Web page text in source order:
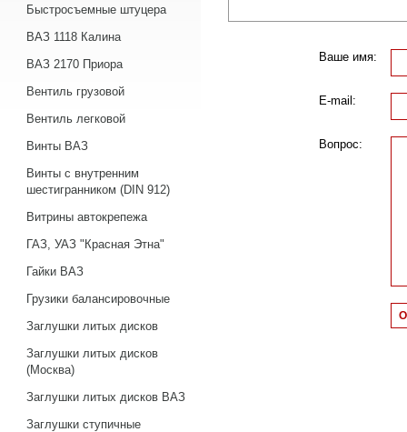
Быстросъемные штуцера
ВАЗ 1118 Калина
ВАЗ 2170 Приора
Вентиль грузовой
Вентиль легковой
Винты ВАЗ
Винты с внутренним
шестигранником (DIN 912)
Витрины автокрепежа
ГАЗ, УАЗ "Красная Этна"
Гайки ВАЗ
Грузики балансировочные
Заглушки литых дисков
Заглушки литых дисков
(Москва)
Заглушки литых дисков ВАЗ
Заглушки ступичные
Ваше имя:
E-mail:
Вопрос: